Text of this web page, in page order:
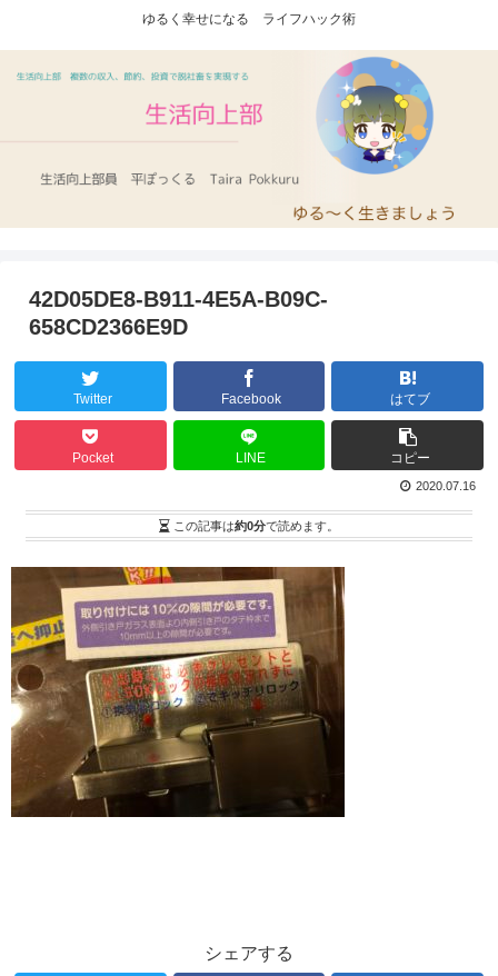
ゆるく幸せになる ライフハック術
42D05DE8-B911-4E5A-B09C-
658CD2366E9D
Twitter Facebook はてブ
Pocket LINE コピー
2020.07.16
この記事は約0分で読めます。
シェアする